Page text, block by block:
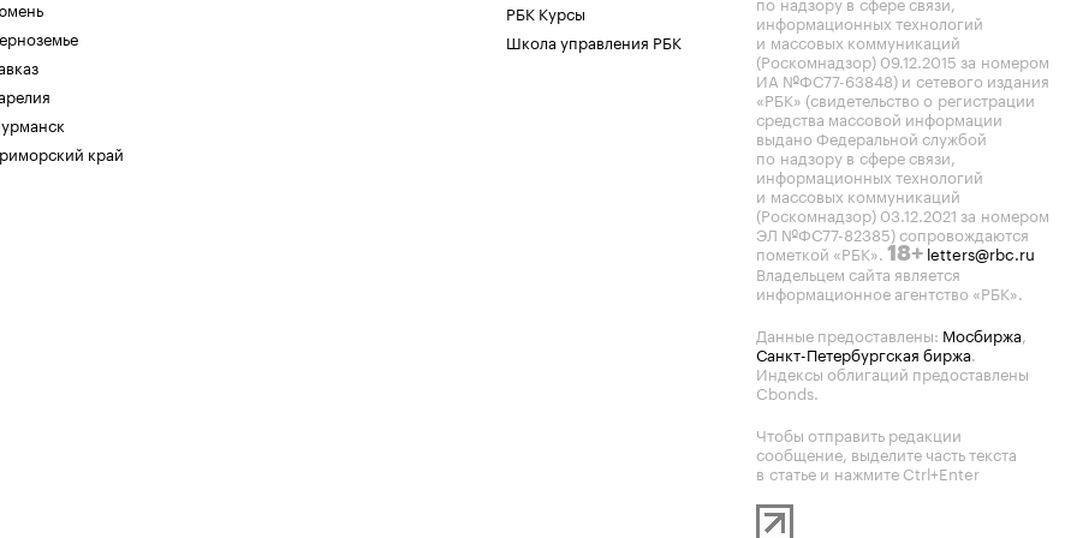
край
РБК Курсы
Школа управления РБК
информационных технологий
и массовых коммуникаций
(Роскомнадзор) 09.12.2015 за номером
ИА №ФС77-63848) и сетевого издания
«РБК» (свидетельство о регистрации
средства массовой информации
выдано Федеральной службой
по надзору в сфере связи,
информационных технологий
и массовых коммуникаций
(Роскомнадзор) 03.12.2021 за номером
ЭЛ №ФС77-82385) сопровождаются
пометкой «РБК». 18+ letters@rbc.ru
Владельцем сайта является
информационное агентство «РБК».
Данные предоставлены: Мосбиржа,
Санкт-Петербургская биржа.
Индексы облигаций предоставлены
Cbonds.
Чтобы отправить редакции
сообщение, выделите часть текста
в статье и нажмите Ctrl+Enter